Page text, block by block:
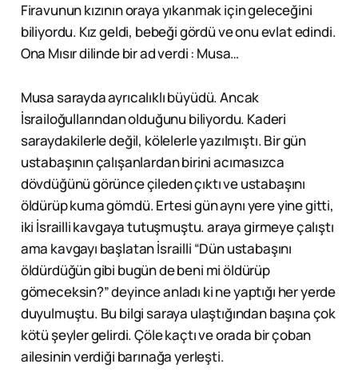
Firavunun kızının oraya yıkanmak için geleceğini
biliyordu. Kız geldi, bebeği gördü ve onu evlat edindi.
Ona Mısır dilinde bir ad verdi : Musa…
Musa sarayda ayrıcalıklı büyüdü. Ancak
İsrailoğullarından olduğunu biliyordu. Kaderi
saraydakilerle değil, kölelerle yazılmıştı. Bir gün
ustabaşının çalışanlardan birini acımasızca
dövdüğünü görünce çileden çıktı ve ustabaşını
öldürüp kuma gömdü. Ertesi gün aynı yere yine gitti,
iki İsrailli kavgaya tutuşmuştu. araya girmeye çalıştı
ama kavgayı başlatan İsrailli “Dün ustabaşını
öldürdüğün gibi bugün de beni mi öldürüp
gömeceksin?” deyince anladı ki ne yaptığı her yerde
duyulmuştu. Bu bilgi saraya ulaştığından başına çok
kötü şeyler gelirdi. Çöle kaçtı ve orada bir çoban
ailesinin verdiği barınağa yerleşti.